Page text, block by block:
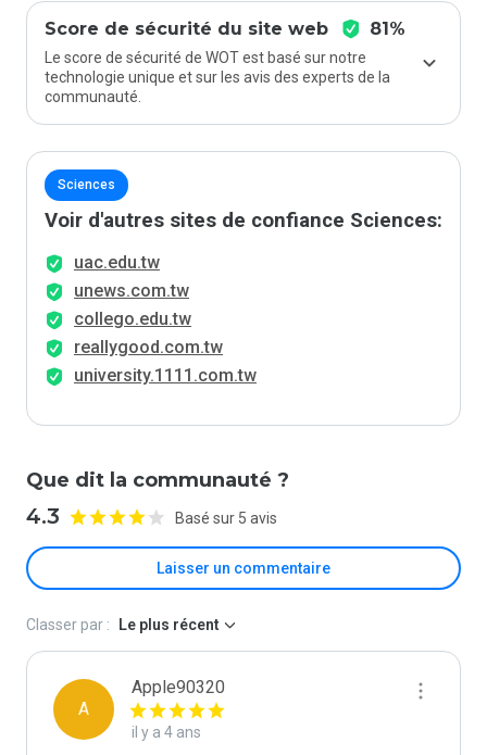
Score de sécurité du site web 81%
Le score de sécurité de WOT est basé sur notre
technologie unique et sur les avis des experts de la
communauté.
Sciences
Voir d'autres sites de confiance Sciences:
uac.edu.tw
unews.com.tw
collego.edu.tw
reallygood.com.tw
university.1111.com.tw
Que dit la communauté ?
4.3 Basé sur 5 avis
Laisser un commentaire
Classer par : Le plus récent
A
Apple90320
il y a 4 ans